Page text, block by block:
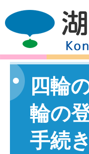
四輪
輪の
手続